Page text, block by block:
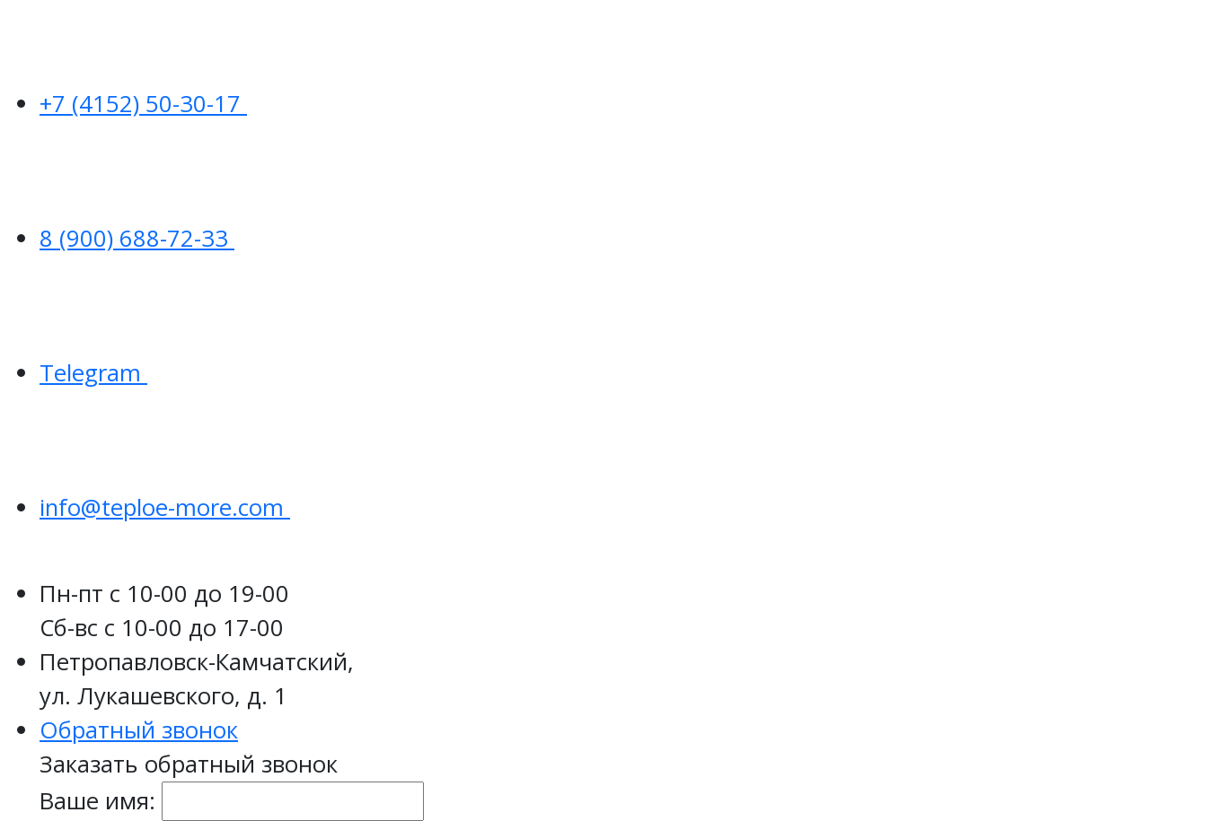
+7 (4152) 50-30-17
8 (900) 688-72-33
Telegram
info@teploe-more.com
Пн-пт с 10-00 до 19-00
Сб-вс с 10-00 до 17-00
Петропавловск-Камчатский,
ул. Лукашевского, д. 1
Обратный звонок
Заказать обратный звонок
Ваше имя: